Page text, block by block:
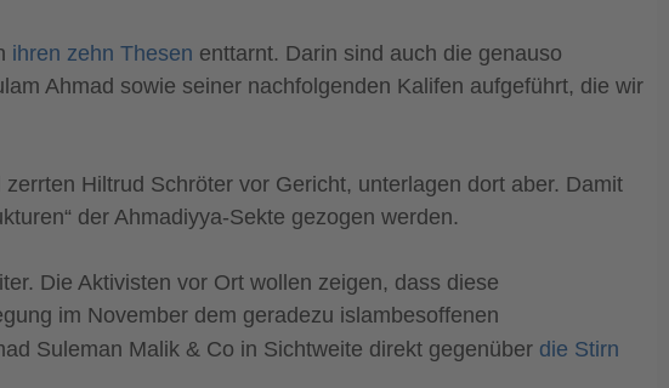
ihren zehn Thesen enttarnt. Darin sind auch die genauso
Ahmad sowie seiner nachfolgenden Kalifen aufgeführt, die wir
Hiltrud Schröter vor Gericht, unterlagen dort aber. Damit
der Ahmadiyya-Sekte gezogen werden.
Die Aktivisten vor Ort wollen zeigen, dass diese
im November dem geradezu islambesoffenen
Suleman Malik & Co in Sichtweite direkt gegenüber die Stirn